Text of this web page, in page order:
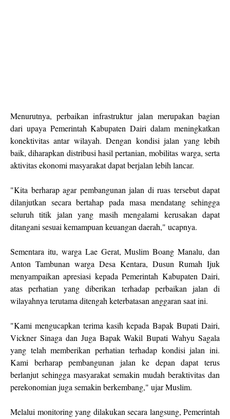
Menurutnya, perbaikan infrastruktur jalan merupakan bagian
dari upaya Pemerintah Kabupaten Dairi dalam meningkatkan
konektivitas antar wilayah. Dengan kondisi jalan yang lebih
baik, diharapkan distribusi hasil pertanian, mobilitas warga, serta
aktivitas ekonomi masyarakat dapat berjalan lebih lancar.
"Kita berharap agar pembangunan jalan di ruas tersebut dapat
dilanjutkan secara bertahap pada masa mendatang sehingga
seluruh titik jalan yang masih mengalami kerusakan dapat
ditangani sesuai kemampuan keuangan daerah," ucapnya.
Sementara itu, warga Lae Gerat, Muslim Boang Manalu, dan
Anton Tambunan warga Desa Kentara, Dusun Rumah Ijuk
menyampaikan apresiasi kepada Pemerintah Kabupaten Dairi,
atas perhatian yang diberikan terhadap perbaikan jalan di
wilayahnya terutama ditengah keterbatasan anggaran saat ini.
"Kami mengucapkan terima kasih kepada Bapak Bupati Dairi,
Vickner Sinaga dan Juga Bapak Wakil Bupati Wahyu Sagala
yang telah memberikan perhatian terhadap kondisi jalan ini.
Kami berharap pembangunan jalan ke depan dapat terus
berlanjut sehingga masyarakat semakin mudah beraktivitas dan
perekonomian juga semakin berkembang," ujar Muslim.
Melalui monitoring yang dilakukan secara langsung, Pemerintah